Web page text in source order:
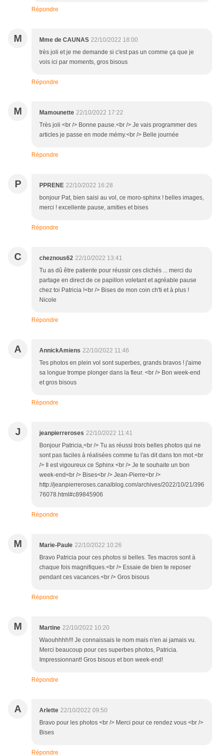
Répondre
M Mme de CAUNAS 22/10/2022 18:00
très joli et je me demande si c'est pas un comme ça que je
vois ici par moments, gros bisous
Répondre
M Mamounette 22/10/2022 17:22
Très joli <br /> Bonne pause.<br /> Je vais programmer des
articles je passe en mode mémy.<br /> Belle journée
Répondre
P PPRENE 22/10/2022 16:28
bonjour Pat, bien saisi au vol, ce moro-sphinx ! belles images,
merci ! excellente pause, amities et bises
Répondre
C cheznous62 22/10/2022 13:41
Tu as dû être patiente pour réussir ces clichés ... merci du
partage en direct de ce papillon voletant et agréable pause
chez toi Patricia !<br /> Bises de mon coin ch'ti et à plus !
Nicole
Répondre
A AnnickAmiens 22/10/2022 11:46
Tes photos en plein vol sont superbes, grands bravos ! j'aime
sa longue trompe plonger dans la fleur. <br /> Bon week-end
et gros bisous
Répondre
J jeanpierreroses 22/10/2022 11:41
Bonjour Patricia,<br /> Tu as réussi trois belles photos qui ne
sont pas faciles à réalisées comme tu l'as dit dans ton mot.<br
/> Il est vigoureux ce Sphinx <br /> Je te souhaite un bon
week-end<br /> Bises<br /> Jean-Pierre<br />
http://jeanpierreroses.canalblog.com/archives/2022/10/21/396
76078.html#c89845906
Répondre
M Marie-Paule 22/10/2022 10:26
Bravo Patricia pour ces photos si belles. Tes macros sont à
chaque fois magnifiques.<br /> Essaie de bien te reposer
pendant ces vacances.<br /> Gros bisous
Répondre
M Martine 22/10/2022 10:20
Waouhhhh!!! Je connaissais le nom mais n'en ai jamais vu.
Merci beaucoup pour ces superbes photos, Patricia.
Impressionnant! Gros bisous et bon week-end!
Répondre
A Arlette 22/10/2022 09:50
Bravo pour les photos <br /> Merci pour ce rendez vous <br />
Bises
Répondre